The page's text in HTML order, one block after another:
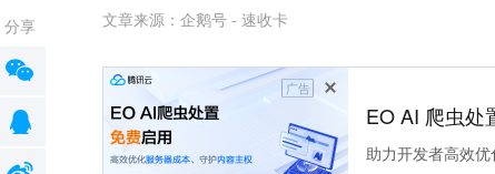
文章来源： 企鹅号 - 速收卡
广告
EO AI 爬虫处
助力开发者高效
分享